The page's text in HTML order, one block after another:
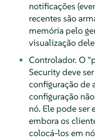
notificações
recentes são
memória pelo
visualização
Controlador. O
Security deve
configuração de
configuração
nó. Ele pode ser
embora os
colocá-los em